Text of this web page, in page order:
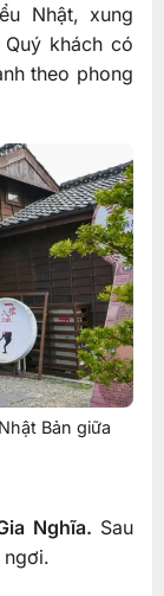
Nhật, xung
khách có
theo phong
Bản giữa
Nghĩa. Sau
ngơi.